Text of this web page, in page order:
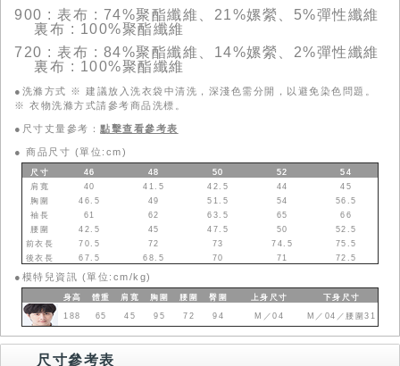
900 : 表布 : 74%聚酯纖維、21%嫘縈、5%彈性纖維
裏布 : 100%聚酯纖維
720 : 表布 : 84%聚酯纖維、14%嫘縈、2%彈性纖維
裏布 : 100%聚酯纖維
●洗滌方式 ※ 建議放入洗衣袋中清洗，深淺色需分開，以避免染色問題。
※ 衣物洗滌方式請參考商品洗標。
●尺寸丈量參考： 點擊查看參考表
● 商品尺寸 (單位:cm)
尺寸 46 48 50 52
54
肩寬
40 41.5 42.5 44
45
胸圍
46.5 49 51.5 54
56.5
袖長
61 62 63.5 65
66
腰圍
42.5 45 47.5 50
52.5
前衣長
70.5 72 73 74.5
75.5
後衣長
67.5 68.5 70 71 72.5
● 模特兒資訊 (單位:cm/kg)
身高 體重 肩寬 胸圍 腰圍 臀圍 上身 尺寸 下身 尺寸
188 65 45 95 72 94 M／04 M／04／腰圍31
尺寸參考表